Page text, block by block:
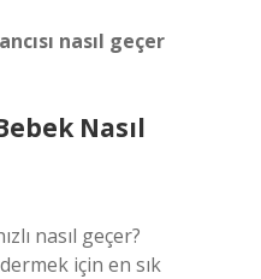
nasıl geçer
Nasıl
nasıl geçer?
için en sık